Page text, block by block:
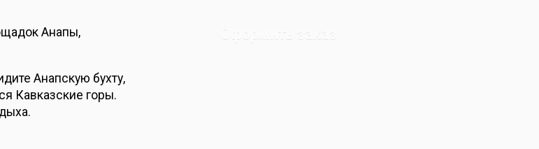
Анапы,
Анапскую бухту,
Кавказские горы.
Оформить заказ